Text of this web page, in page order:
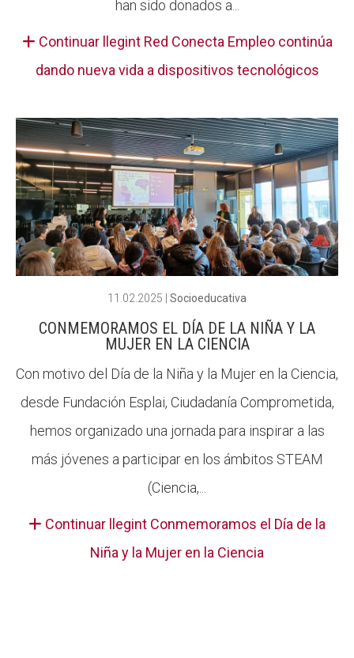
han sido donados a...
Continuar llegint Red Conecta Empleo continúa
dando nueva vida a dispositivos tecnológicos
11.02.2025 Socioeducativa
CONMEMORAMOS EL DÍA DE LA NIÑA Y LA
MUJER EN LA CIENCIA
Con motivo del Día de la Niña y la Mujer en la Ciencia,
desde Fundación Esplai, Ciudadanía Comprometida,
hemos organizado una jornada para inspirar a las
más jóvenes a participar en los ámbitos STEAM
(Ciencia,...
Continuar llegint Conmemoramos el Día de la
Niña y la Mujer en la Ciencia